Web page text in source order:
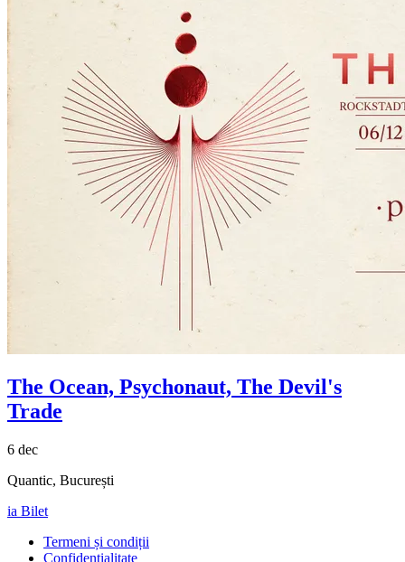
The Ocean, Psychonaut, The Devil's
Trade
6 dec
Quantic, București
ia Bilet
Termeni și condiții
Confidențialitate